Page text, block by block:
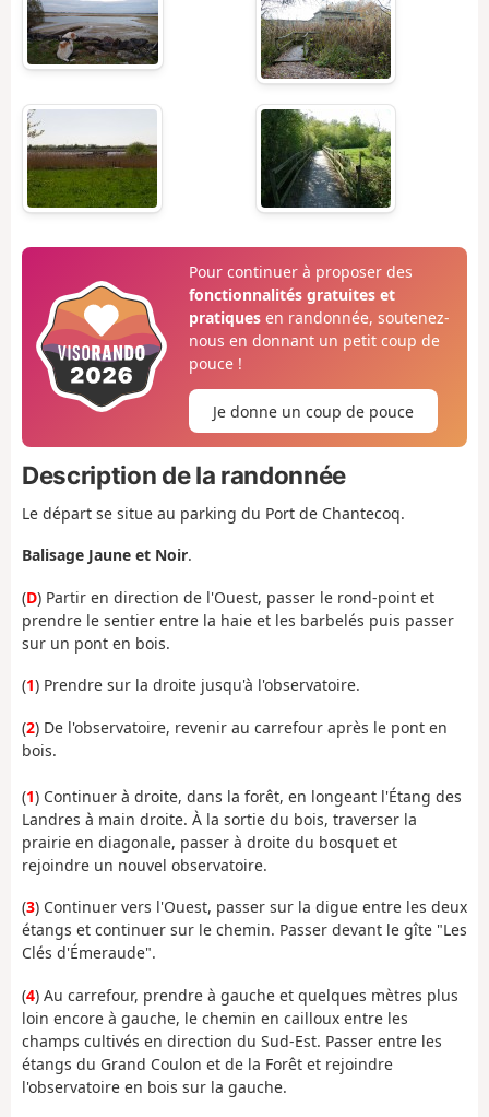
Pour continuer à proposer des
fonctionnalités gratuites et
pratiquesen randonnée, soutenez-
nous en donnant un petit coup de
pouce !
Je donne un coup de pouce
Description de la randonnée
Le départ se situe au parking du Port de Chantecoq.
Balisage Jaune et Noir.
(D) Partir en direction de l'Ouest, passer le rond-point et
prendre le sentier entre la haie et les barbelés puis passer
sur un pont en bois.
(1) Prendre sur la droite jusqu'à l'observatoire.
(2) De l'observatoire, revenir au carrefour après le pont en
bois.
(1) Continuer à droite, dans la forêt, en longeant l'Étang des
Landres à main droite. À la sortie du bois, traverser la
prairie en diagonale, passer à droite du bosquet et
rejoindre un nouvel observatoire.
(3) Continuer vers l'Ouest, passer sur la digue entre les deux
étangs et continuer sur le chemin. Passer devant le gîte "Les
Clés d'Émeraude".
(4) Au carrefour, prendre à gauche et quelques mètres plus
loin encore à gauche, le chemin en cailloux entre les
champs cultivés en direction du Sud-Est. Passer entre les
étangs du Grand Coulon et de la Forêt et rejoindre
l'observatoire en bois sur la gauche.